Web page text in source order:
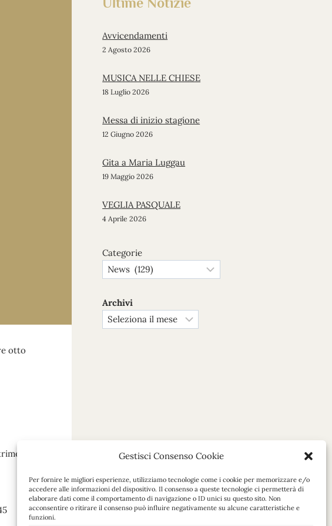
Gestisci Consenso Cookie
Per fornire le migliori esperienze, utilizziamo tecnologie come i cookie per memorizzare e/o
accedere alle informazioni del dispositivo. Il consenso a queste tecnologie ci permetterà di
elaborare dati come il comportamento di navigazione o ID unici su questo sito. Non
acconsentire o ritirare il consenso può influire negativamente su alcune caratteristiche e
funzioni.
otto
in
Avvicendamenti
2 Agosto 2026
MUSICA NELLE CHIESE
18 Luglio 2026
Messa di inizio stagione
12 Giugno 2026
Gita a Maria Luggau
19 Maggio 2026
VEGLIA PASQUALE
4 Aprile 2026
Categorie
Archivi